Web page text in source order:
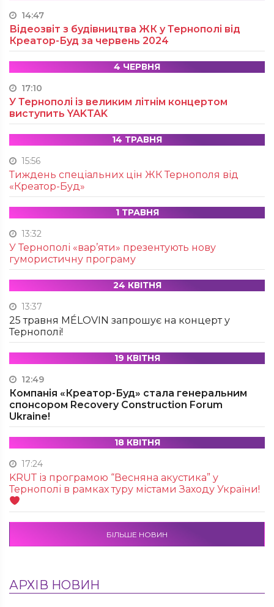
14:47
Відеозвіт з будівництва ЖК у Тернополі від
Креатор-Буд за червень 2024
4 ЧЕРВНЯ
17:10
У Тернополі із великим літнім концертом
виступить YAKTAK
14 ТРАВНЯ
15:56
Тиждень спеціальних цін ЖК Тернополя від
«Креатор-Буд»
1 ТРАВНЯ
13:32
У Тернополі «вар’яти» презентують нову
гумористичну програму
24 КВІТНЯ
13:37
25 травня MÉLOVIN запрошує на концерт у
Тернополі!
19 КВІТНЯ
12:49
Компанія «Креатор-Буд» стала генеральним
спонсором Recovery Construction Forum
Ukraine!
18 КВІТНЯ
17:24
KRUТ із програмою “Весняна акустика” у
Тернополі в рамках туру містами Заходу України!
БІЛЬШЕ НОВИН
АРХІВ НОВИН